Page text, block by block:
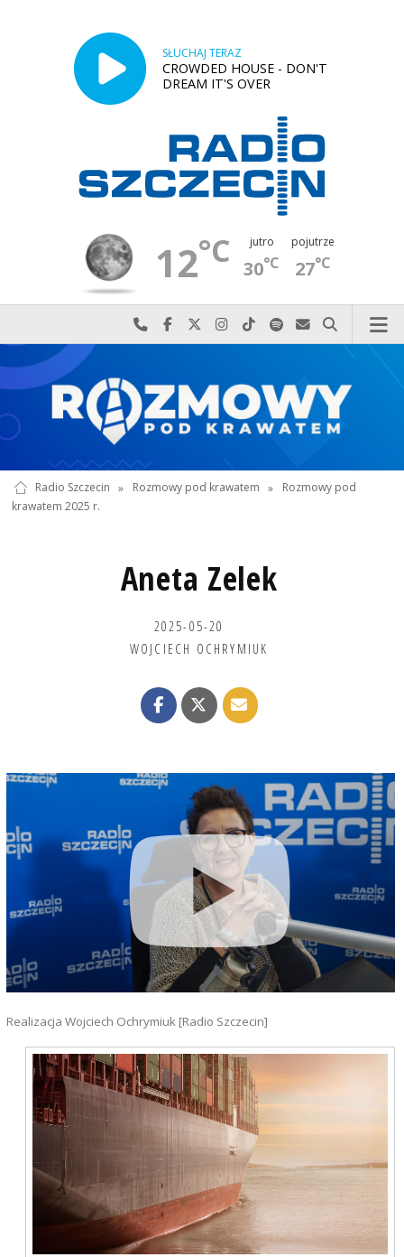
SŁUCHAJ TERAZ
CROWDED HOUSE - DON'T
DREAM IT'S OVER
12°C jutro
30°C
pojutrze
27°C
Najlepiej po prostu do nas zadzwoń
Odwiedź nas na Facebook-u
Odwiedź nas na X
Odwiedź nas na Instagram-ie
Odwiedź nas na TikTok-u
Szukaj nas na Spotify
Wyślij do nas
Szukaj
Radio Szczecin » Rozmowy pod krawatem »
Rozmowy pod
krawatem 2025 r.
Aneta Zelek
2025-05-20
WOJCIECH OCHRYMIUK
Realizacja Wojciech Ochrymiuk [Radio Szczecin]